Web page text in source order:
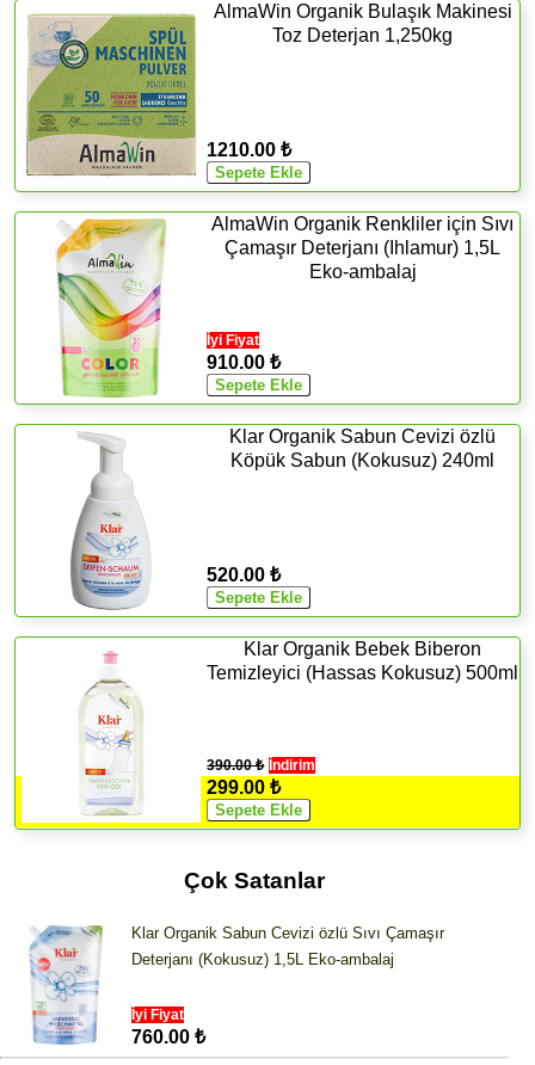
AlmaWin Organik Bulaşık Makinesi
Toz Deterjan 1,250kg
1210.00 ₺
AlmaWin Organik Renkliler için Sıvı
Çamaşır Deterjanı (Ihlamur) 1,5L
Eko-ambalaj
İyi Fiyat
910.00 ₺
Klar Organik Sabun Cevizi özlü
Köpük Sabun (Kokusuz) 240ml
520.00 ₺
Klar Organik Bebek Biberon
Temizleyici (Hassas Kokusuz) 500ml
390.00 ₺ İndirim
299.00 ₺
Çok Satanlar
Klar Organik Sabun Cevizi özlü Sıvı Çamaşır
Deterjanı (Kokusuz) 1,5L Eko-ambalaj
İyi Fiyat
760.00 ₺